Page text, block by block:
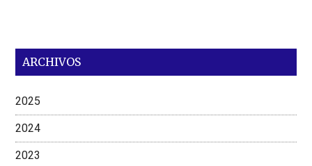
ARCHIVOS
2025
2024
2023